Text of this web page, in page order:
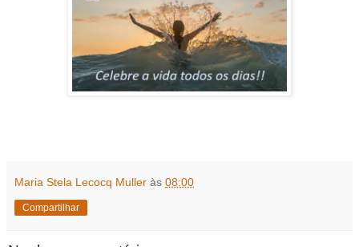
Maria Stela Lecocq Muller às 08:00
Compartilhar